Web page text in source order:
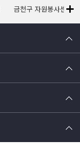
금천구 자원봉사센터